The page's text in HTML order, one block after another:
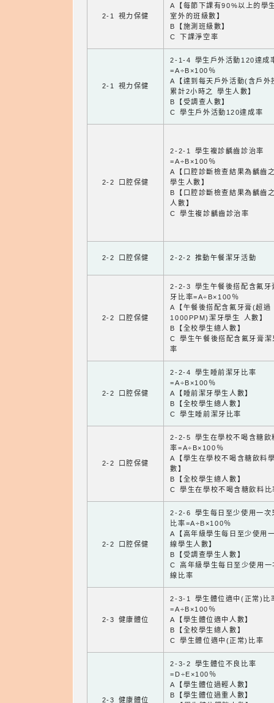
2-1 視力保健
A【每節下課有90%以上的學
室外的班級數】
B【施測班級數】
C 下課淨空率
2-1 視力保健
2-1-4 學生戶外活動120達成
=A÷B×100％
A【達到每天戶外活動(含戶外
累計2小時之 學生人數】
B【受調查人數】
C 學生戶外活動120達成率
2-2 口腔保健
2-2-1 學生複診齲齒診治率
=A÷B×100％
A【口腔診斷檢查結果為齲齒
學生人數】
B【口腔診斷檢查結果為齲齒
人數】
C 學生複診齲齒診治率
2-2 口腔保健 2-2-2 推動午餐潔牙活動
2-2 口腔保健
2-2-3 學生午餐後搭配含氟牙
牙比率=A÷B×100％
A【午餐後搭配含氟牙膏(超過
1000PPM)潔牙學生 人數】
B【全校學生總人數】
C 學生午餐後搭配含氟牙膏潔
率
2-2 口腔保健
2-2-4 學生睡前潔牙比率
=A÷B×100％
A【睡前潔牙學生人數】
B【全校學生總人數】
C 學生睡前潔牙比率
2-2 口腔保健
2-2-5 學生在學校不喝含糖飲
率=A÷B×100％
A【學生在學校不喝含糖飲料
數】
B【全校學生總人數】
C 學生在學校不喝含糖飲料比
2-2 口腔保健
2-2-6 學生每日至少使用一次
比率=A÷B×100％
A【高年級學生每日至少使用
線學生人數】
B【受調查學生人數】
C 高年級學生每日至少使用一
線比率
2-3 健康體位
2-3-1 學生體位適中(正常)比
=A÷B×100％
A【學生體位適中人數】
B【全校學生總人數】
C 學生體位適中(正常)比率
2-3 健康體位
2-3-2 學生體位不良比率
=D÷E×100％
A【學生體位過輕人數】
B【學生體位過重人數】